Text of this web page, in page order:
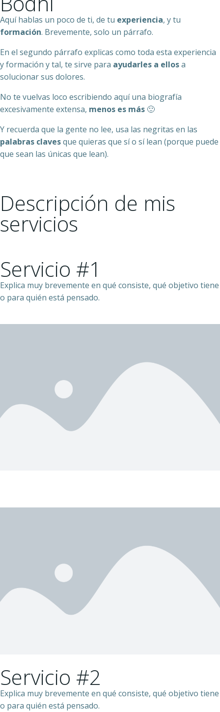
Aquí hablas un poco de ti, de tu experiencia, y tu
formación. Brevemente, solo un párrafo.
En el segundo párrafo explicas como toda esta experiencia
y formación y tal, te sirve para ayudarles a ellosa
solucionar sus dolores.
No te vuelvas loco escribiendo aquí una biografía
excesivamente extensa, menos es más 🙂
Y recuerda que la gente no lee, usa las negritas en las
palabras clavesque quieras que sí o sí lean (porque puede
que sean las únicas que lean).
Descripción de mis
servicios
Servicio #1
Explica muy brevemente en qué consiste, qué objetivo tiene
o para quién está pensado.
Servicio #2
Explica muy brevemente en qué consiste, qué objetivo tiene
o para quién está pensado.